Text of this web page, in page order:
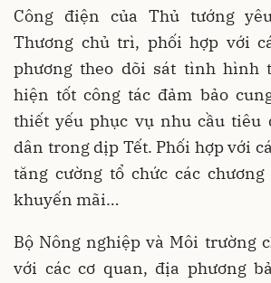
Công điện của Thủ tướng
Thương chủ trì, phối hợp với
phương theo dõi sát tình hình
hiện tốt công tác đảm bảo
thiết yếu phục vụ nhu cầu tiêu
dân trong dịp Tết. Phối hợp với
tăng cường tổ chức các
khuyến mãi…
Bộ Nông nghiệp và Môi trường
với các cơ quan, địa phương